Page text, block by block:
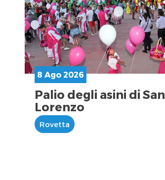
8 Ago 2026
Palio degli asini di San
Lorenzo
Rovetta